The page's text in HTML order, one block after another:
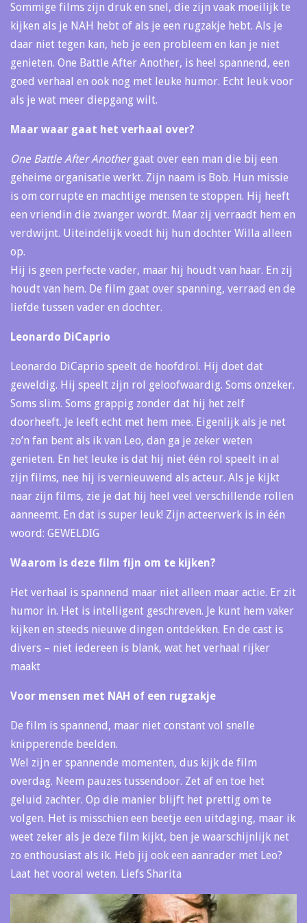
Sommige films zijn druk en snel, die zijn vaak moeilijk te
kijken als je NAH hebt of als je een rugzakje hebt. Als je
daar niet tegen kan, heb je een probleem en kan je niet
genieten. One Battle After Another, is heel spannend, een
goed verhaal en ook nog met leuke humor. Echt leuk voor
als je wat meer diepgang wilt.
Maar waar gaat het verhaal over?
One Battle After Anothergaat over een man die bij een
geheime organisatie werkt. Zijn naam is Bob. Hun missie
is om corrupte en machtige mensen te stoppen. Hij heeft
een vriendin die zwanger wordt. Maar zij verraadt hem en
verdwijnt. Uiteindelijk voedt hij hun dochter Willa alleen
op.
Hij is geen perfecte vader, maar hij houdt van haar. En zij
houdt van hem. De film gaat over spanning, verraad en de
liefde tussen vader en dochter.
Leonardo DiCaprio
Leonardo DiCaprio speelt de hoofdrol. Hij doet dat
geweldig. Hij speelt zijn rol geloofwaardig. Soms onzeker.
Soms slim. Soms grappig zonder dat hij het zelf
doorheeft. Je leeft echt met hem mee. Eigenlijk als je net
zo’n fan bent als ik van Leo, dan ga je zeker weten
genieten. En het leuke is dat hij niet één rol speelt in al
zijn films, nee hij is vernieuwend als acteur. Als je kijkt
naar zijn films, zie je dat hij heel veel verschillende rollen
aanneemt. En dat is super leuk! Zijn acteerwerk is in één
woord: GEWELDIG
Waarom is deze film fijn om te kijken?
Het verhaal is spannend maar niet alleen maar actie. Er zit
humor in. Het is intelligent geschreven. Je kunt hem vaker
kijken en steeds nieuwe dingen ontdekken. En de cast is
divers – niet iedereen is blank, wat het verhaal rijker
maakt
Voor mensen met NAH of een rugzakje
De film is spannend, maar niet constant vol snelle
knipperende beelden.
Wel zijn er spannende momenten, dus kijk de film
overdag. Neem pauzes tussendoor. Zet af en toe het
geluid zachter. Op die manier blijft het prettig om te
volgen. Het is misschien een beetje een uitdaging, maar ik
weet zeker als je deze film kijkt, ben je waarschijnlijk net
zo enthousiast als ik. Heb jij ook een aanrader met Leo?
Laat het vooral weten. Liefs Sharita